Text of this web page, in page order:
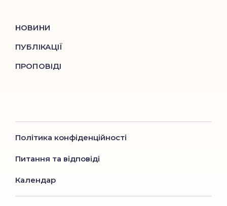
НОВИНИ
ПУБЛІКАЦІЇ
ПРОПОВІДІ
Політика конфіденційності
Питання та відповіді
Календар